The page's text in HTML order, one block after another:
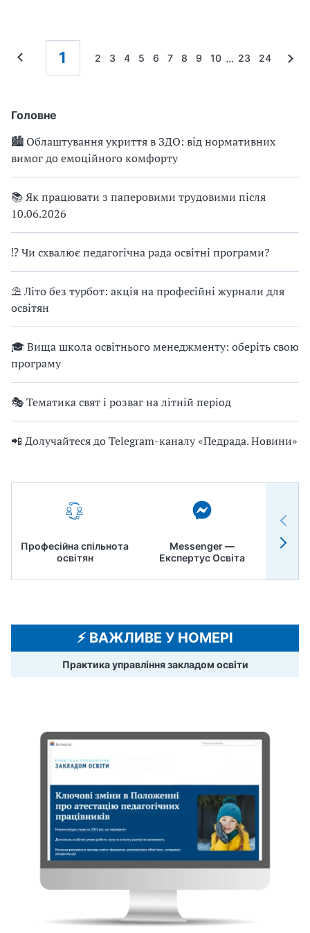
Головне
🏙 Облаштування укриття в ЗДО: від нормативних
вимог до емоційного комфорту
📚 Як працювати з паперовими трудовими після
10.06.2026
⁉ Чи схвалює педагогічна рада освітні програми?
⛱ Літо без турбот: акція на професійні журнали для
освітян
🎓 Вища школа освітнього менеджменту: оберіть свою
програму
🎭 Тематика свят і розваг на літній період
📲 Долучайтеся до Telegram-каналу «Педрада. Новини»
Професійна спільнота
освітян
Messenger —
Експертус Освіта
1 2 3 4 5 6 7 8 9 10 ... 23 24
⚡️ ВАЖЛИВЕ У НОМЕРІ
Практика управління закладом освіти